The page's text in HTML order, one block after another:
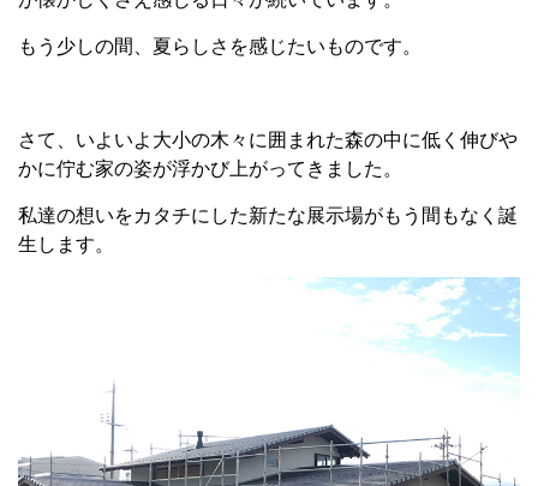
もう少しの間、夏らしさを感じたいものです。
さて、いよいよ大小の木々に囲まれた森の中に低く伸びや
かに佇む家の姿が浮かび上がってきました。
私達の想いをカタチにした新たな展示場がもう間もなく誕
生します。